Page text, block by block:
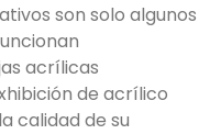
son solo algunos
acrílicas
de acrílico
calidad de su